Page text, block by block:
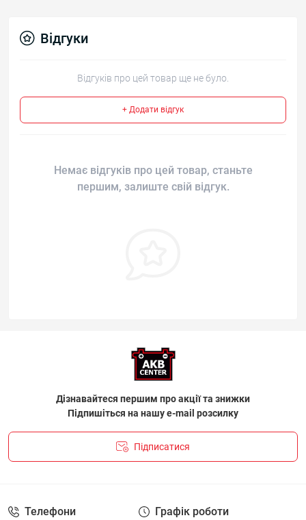
Відгуки
Відгуків про цей товар ще не було.
+ Додати відгук
Немає відгуків про цей товар, станьте
першим, залиште свій відгук.
Дізнавайтеся першим про акції та знижки
Підпишіться на нашу e-mail розсилку
Підписатися
Телефони Графік роботи